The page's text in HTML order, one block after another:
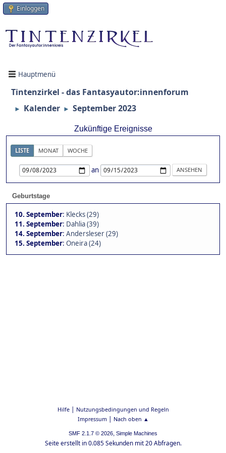
Einloggen
Hauptmenü
Tintenzirkel - das Fantasyautor:innenforum
► Kalender ► September 2023
Zukünftige Ereignisse
LISTE MONAT WOCHE
an
Geburtstage
10. September: Klecks (29)
11. September: Dahlia (39)
14. September: Andersleser (29)
15. September: Oneira (24)
Hilfe| Nutzungsbedingungen und Regeln
Impressum| Nach oben ▲
SMF 2.1.7 © 2026, Simple Machines
Seite erstellt in 0.085 Sekunden mit 20 Abfragen.